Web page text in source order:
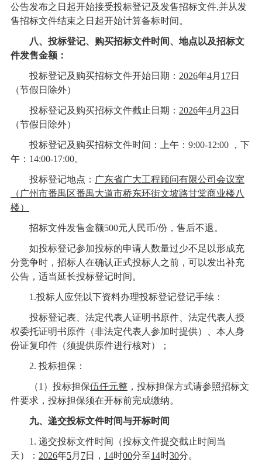
公告发布之日起开始接受投标登记及发售招标文件,并从发
售招标文件结束之日起开始计算备标时间。
八、 投标登记、购买招标文件时间、地点以及招标文
件发售金额：
投标登记及购买招标文件开始日期： 2026年4月 17日
（节假日除外）
投标登记及购买招标文件截止日期： 2026年4月 23日
（节假日除外）
投标登记及购买招标文件时间：上午： 9:00-1 2:00
，下
午： 14:00-17:00。
投标登记地点 ： 广东省广大工程顾问有限公司会议室
（广州市番禺区番禺大道市桥东环街文坡路甘棠商业楼八
楼）
招标文件发售金额500元人民币/份，售后不退。
如投标登记参加投标的申请人数量过少不足以形成充
分竞争时，招标人在确认正式投标人之前，可以发出补充
公告，适当延长投标登记时间。
1.投标人应凭以下资料办理投标登记登记手续：
投标登记表、 法定代表人证明书原件、法定代表人授
权委托证明书原件（非法定代表人参加时提供）、本人身
份证复印件（须提供原件进行核对）；
2. 投标担保：
（1） 投标担保伍仟元整 ，投标担保方式请参照招标文
件要求，投标担保须在开标前完成缴纳。
九、递交投标文件时间与开标时间
1. 递交投标文件时间（投标文件提交截止时间当
天）： 2026年5月 7日 ， 14时00分至14时30分。